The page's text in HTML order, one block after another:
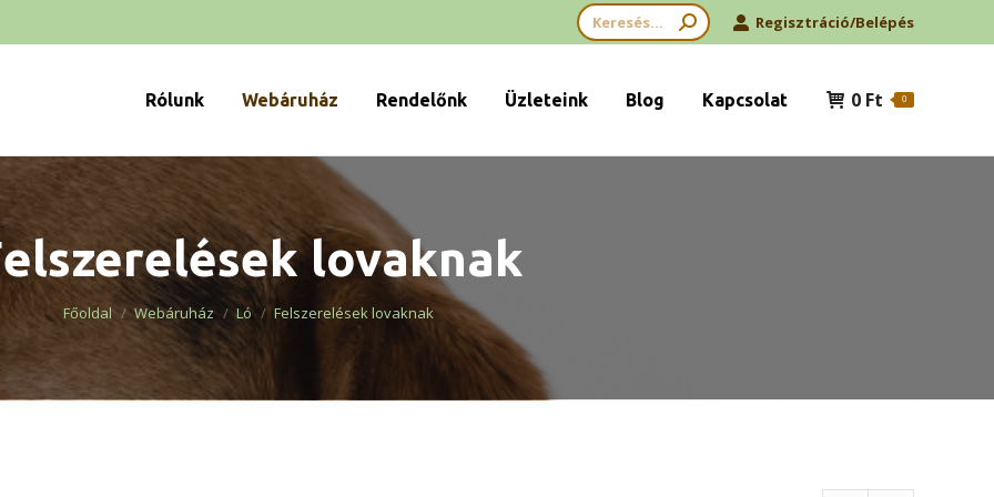
Search: Regisztráció/Belépés
Rólunk Webáruház Rendelőnk Üzleteink Blog Kapcsolat 0 Ft 0
lovaknak
You are here:
Főoldal Webáruház Ló Felszerelések lovaknak